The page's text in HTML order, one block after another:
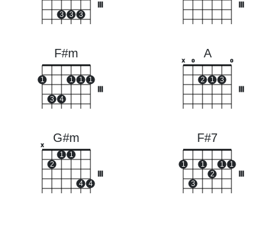
3 3 3
F#m
1
3 4
1 1 1
A
x o
2 1 3
o
G#m
x
2
1 1
4 4
F#7
1
3
1
2
1 1